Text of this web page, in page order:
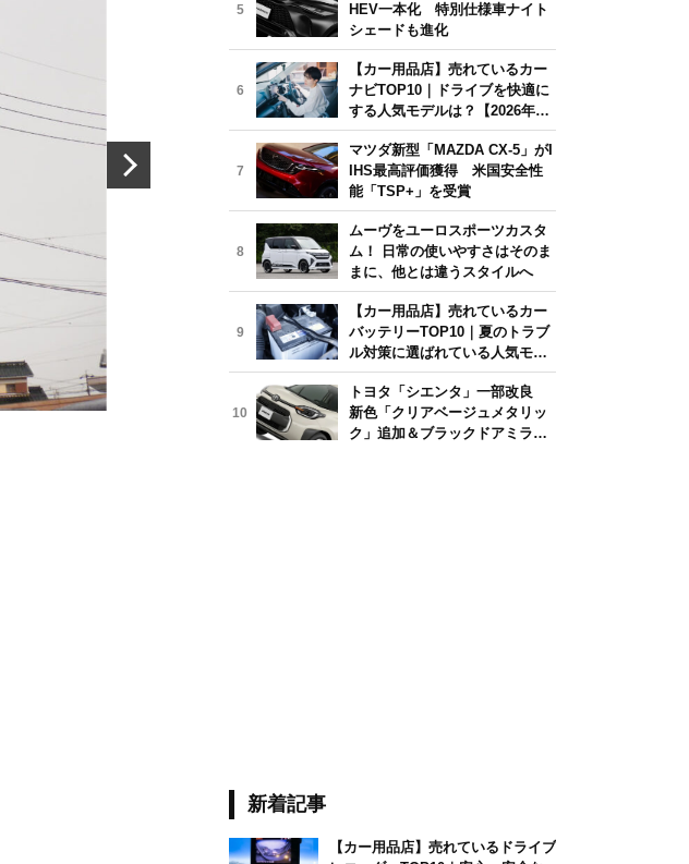
©hanafujikan/stock.adobe.com
5
HEV一本化 特別仕様車ナイト
シェードも進化
6
【カー用品店】売れているカー
ナビTOP10｜ドライブを快適に
する人気モデルは？【2026年6
月版】
7
マツダ新型「MAZDA CX-5」がI
IHS最高評価獲得 米国安全性
能「TSP+」を受賞
8
ムーヴをユーロスポーツカスタ
ム！ 日常の使いやすさはそのま
まに、他とは違うスタイルへ
9
【カー用品店】売れているカー
バッテリーTOP10｜夏のトラブ
ル対策に選ばれている人気モデ
ルは？【2026年6月版】
10
トヨタ「シエンタ」一部改良
新色「クリアベージュメタリッ
ク」追加＆ブラックドアミラー
新着記事
【カー用品店】売れているドライブ